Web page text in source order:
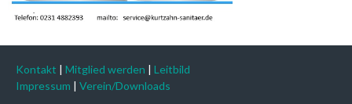
Kontakt | Mitglied werden | Leitbild
Impressum | Verein/Downloads